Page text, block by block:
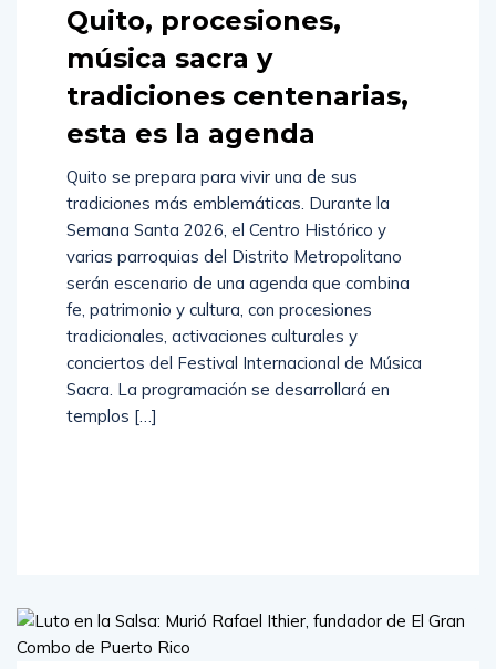
Quito, procesiones,
música sacra y
tradiciones centenarias,
esta es la agenda
Quito se prepara para vivir una de sus
tradiciones más emblemáticas. Durante la
Semana Santa 2026, el Centro Histórico y
varias parroquias del Distrito Metropolitano
serán escenario de una agenda que combina
fe, patrimonio y cultura, con procesiones
tradicionales, activaciones culturales y
conciertos del Festival Internacional de Música
Sacra. La programación se desarrollará en
templos […]